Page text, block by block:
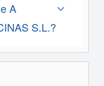
A
S.L.?